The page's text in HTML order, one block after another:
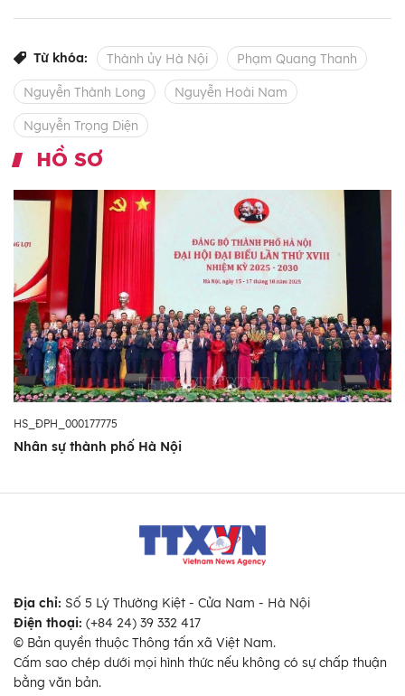
Từ khóa: Thành ủy Hà Nội Phạm Quang Thanh
Nguyễn Thành Long Nguyễn Hoài Nam
Nguyễn Trọng Diện
HỒ SƠ
HS_ĐPH_000177775
Nhân sự thành phố Hà Nội
Địa chỉ: Số 5 Lý Thường Kiệt - Cửa Nam - Hà Nội
Điện thoại: (+84 24) 39 332 417
© Bản quyền thuộc Thông tấn xã Việt Nam.
Cấm sao chép dưới mọi hình thức nếu không có sự chấp thuận
bằng văn bản.